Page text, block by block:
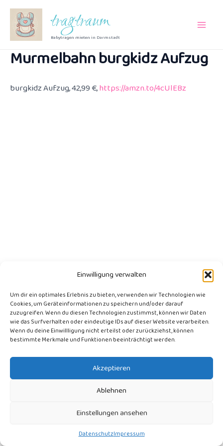
Einwilligung verwalten
Um dir ein optimales Erlebnis zu bieten, verwenden wir Technologien wie
Cookies, um Geräteinformationen zu speichern und/oder darauf
zuzugreifen. Wenn du diesen Technologien zustimmst, können wir Daten
wie das Surfverhalten oder eindeutige IDs auf dieser Website verarbeiten.
Wenn du deine Einwillligung nicht erteilst oder zurückziehst, können
bestimmte Merkmale und Funktionen beeinträchtigt werden.
Akzeptieren
Ablehnen
Einstellungen ansehen
DatenschutzImpressum
Zum
Inhalt
springen
tragtraum
Babytragen mieten in Darmstadt
Murmelbahn burgkidz Aufzug
burgkidz Aufzug, 42,99 €,https://amzn.to/4cUlEBz
AGB
Datenschutz
Haftung
Impressum